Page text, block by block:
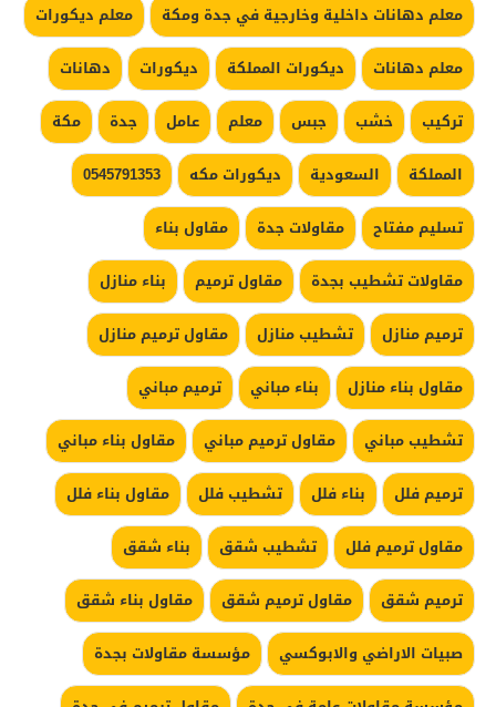
معلم دهانات داخلية وخارجية في جدة ومكة
معلم ديكورات
معلم دهانات
ديكورات المملكة ديكورات
دهانات
تركيب
خشب جبس معلم عامل جدة
مكة
المملكة
السعودية ديكورات مكه
0545791353
تسليم مفتاح
مقاولات جدة
مقاول بناء
مقاولات تشطيب بجدة
مقاول ترميم
بناء منازل
ترميم منازل
تشطيب منازل
مقاول ترميم منازل
مقاول بناء منازل
بناء مباني
ترميم مباني
تشطيب مباني
مقاول ترميم مباني
مقاول بناء مباني
ترميم فلل
بناء فلل تشطيب فلل
مقاول بناء فلل
مقاول ترميم فلل
تشطيب شقق
بناء شقق
ترميم شقق
مقاول ترميم شقق
مقاول بناء شقق
صبيات الاراضي والابوكسي
مؤسسة مقاولات بجدة